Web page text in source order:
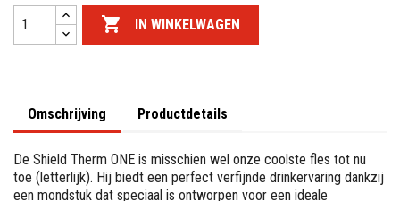
 IN WINKELWAGEN
Omschrijving Productdetails
De Shield Therm ONE is misschien wel onze coolste fles tot nu
toe (letterlijk). Hij biedt een perfect verfijnde drinkervaring dankzij
een mondstuk dat speciaal is ontworpen voor een ideale